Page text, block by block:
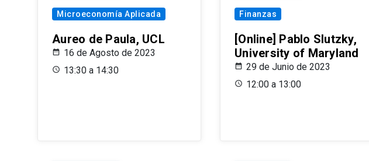
Microeconomía Aplicada
Aureo de Paula, UCL
16 de Agosto de 2023
13:30 a 14:30
Finanzas
[Online] Pablo Slutzky,
University of Maryland
29 de Junio de 2023
12:00 a 13:00